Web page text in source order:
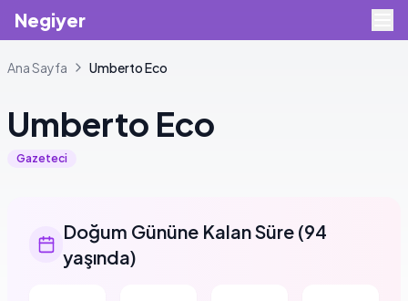
Negiyer
Ana Sayfa UmbertoEco
Umberto Eco
Gazeteci
Doğum Gününe Kalan Süre (94
yaşında)